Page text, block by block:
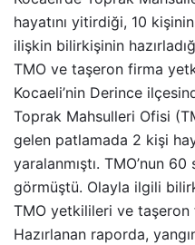
hayatını yitirdiği, 10
ilişkin bilirkişinin
TMO ve taşeron firma
Kocaeli’nin Derince
Toprak Mahsulleri Ofisi
gelen patlamada 2 kişi
yaralanmıştı. TMO’nun
görmüştü. Olayla ilgili
TMO yetkilileri ve taşeron
Hazırlanan raporda,